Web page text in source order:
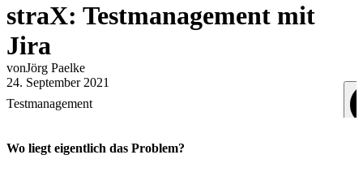
straX: Testmanagement mit
Jira
vonJörg Paelke
24. September 2021
Testmanagement
Wo liegt eigentlich das Problem?